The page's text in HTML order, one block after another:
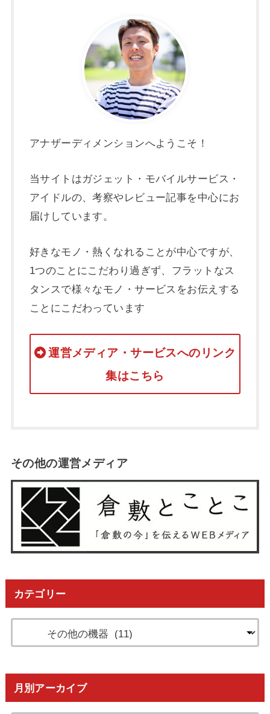
アナザーディメンションへようこそ！
当サイトはガジェット・モバイルサービス・
アイドルの、考察やレビュー記事を中心にお
届けしています。
好きなモノ・熱くなれることが中心ですが、
1つのことにこだわり過ぎず、フラットなス
タンスで様々なモノ・サービスをお伝えする
ことにこだわっています
運営メディア・サービスへのリンク
集はこちら
その他の運営メディア
カテゴリー
月別アーカイブ